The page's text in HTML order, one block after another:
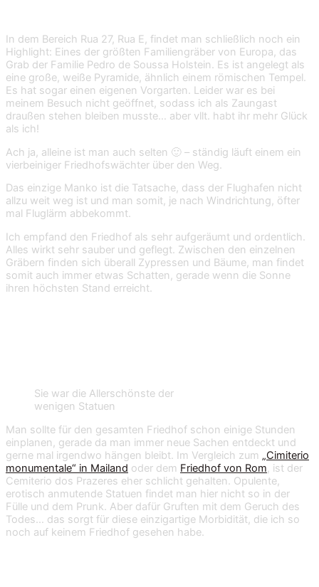
In dem Bereich Rua 27, Rua E, findet man schließlich noch ein
Highlight: Eines der größten Familiengräber von Europa, das
Grab der Familie Pedro de Soussa Holstein. Es ist angelegt als
eine große, weiße Pyramide, ähnlich einem römischen Tempel.
Es hat sogar einen eigenen Vorgarten. Leider war es bei
meinem Besuch nicht geöffnet, sodass ich als Zaungast
draußen stehen bleiben musste… aber vllt. habt ihr mehr Glück
als ich!
Ach ja, alleine ist man auch selten 🙂 – ständig läuft einem ein
vierbeiniger Friedhofswächter über den Weg.
Das einzige Manko ist die Tatsache, dass der Flughafen nicht
allzu weit weg ist und man somit, je nach Windrichtung, öfter
mal Fluglärm abbekommt.
Ich empfand den Friedhof als sehr aufgeräumt und ordentlich.
Alles wirkt sehr sauber und geflegt. Zwischen den einzelnen
Gräbern finden sich überall Zypressen und Bäume, man findet
somit auch immer etwas Schatten, gerade wenn die Sonne
ihren höchsten Stand erreicht.
Sie war die Allerschönste der
wenigen Statuen
Man sollte für den gesamten Friedhof schon einige Stunden
einplanen, gerade da man immer neue Sachen entdeckt und
gerne mal irgendwo hängen bleibt. Im Vergleich zum „Cimiterio
monumentale“ in Mailand oder dem Friedhof von Rom, ist der
Cemiterio dos Prazeres eher schlicht gehalten. Opulente,
erotisch anmutende Statuen findet man hier nicht so in der
Fülle und dem Prunk. Aber dafür Gruften mit dem Geruch des
Todes… das sorgt für diese einzigartige Morbidität, die ich so
noch auf keinem Friedhof gesehen habe.